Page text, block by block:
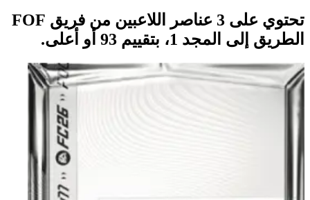
تحتوي على 3 عناصر اللاعبين من فريق FOF
الطريق إلى المجد 1، بتقييم 93 أو أعلى.